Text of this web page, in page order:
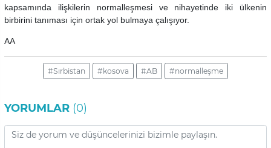
kapsamında ilişkilerin normalleşmesi ve nihayetinde iki ülkenin
birbirini tanıması için ortak yol bulmaya çalışıyor.
AA
#Sırbistan #kosova #AB #normalleşme
YORUMLAR (0)